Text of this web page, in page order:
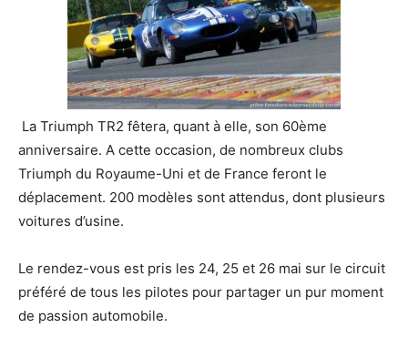
La Triumph TR2 fêtera, quant à elle, son 60ème
anniversaire. A cette occasion, de nombreux clubs
Triumph du Royaume-Uni et de France feront le
déplacement. 200 modèles sont attendus, dont plusieurs
voitures d’usine.
Le rendez-vous est pris les 24, 25 et 26 mai sur le circuit
préféré de tous les pilotes pour partager un pur moment
de passion automobile.